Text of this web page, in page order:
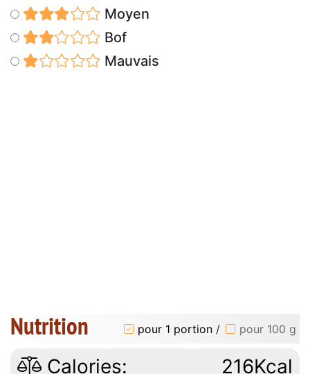
Moyen
Bof
Mauvais
Nutrition pour 1 portion / pour 100 g
Calories: 216Kcal